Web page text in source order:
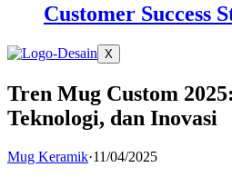
Customer Success
X
Tren Mug Custom
Teknologi, dan Inovasi
Mug Keramik·11/04/2025